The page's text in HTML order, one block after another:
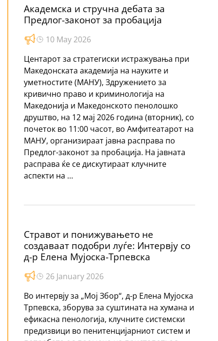
Академска и стручна дебата за
Предлог-законот за пробација
10 May 2026
Центарот за стратегиски истражувања при
Македонската академија на науките и
уметностите (МАНУ), Здружението за
кривично право и криминологија на
Македонија и Македонското пенолошко
друштво, на 12 мај 2026 година (вторник), со
почеток во 11:00 часот, во Амфитеатарот на
МАНУ, организираат јавна расправа по
Предлог-законот за пробација. На јавната
расправа ќе се дискутираат клучните
аспекти на …
Стравот и понижувањето не
создаваат подобри луѓе: Интервју со
д-р Елена Мујоска-Трпевска
26 January 2026
Во интервју за „Мој Збор“, д-р Елена Мујоска
Трпевска, зборува за суштината на хумана и
ефикасна пенологија, клучните системски
предизвици во пенитенцијарниот систем и